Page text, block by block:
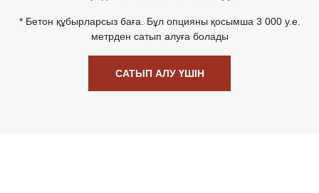
* Бетон құбырларсыз баға. Бұл опцияны қосымша 3 000 у.е.
метрден сатып алуға болады
САТЫП АЛУ ҮШІН